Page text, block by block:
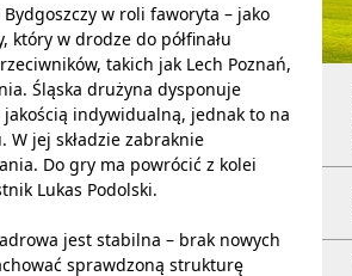
w roli faworyta – jako
który w drodze do półfinału
takich jak Lech Poznań,
Śląska drużyna dysponuje
indywidualną, jednak to na
W jej składzie zabraknie
Do gry ma powrócić z kolei
Lukas Podolski.
jest stabilna – brak nowych
sprawdzoną strukturę